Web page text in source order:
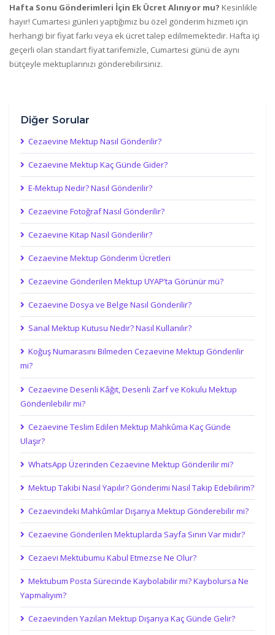
Hafta Sonu Gönderimleri İçin Ek Ücret Alınıyor mu? Kesinlikle
hayır! Cumartesi günleri yaptığımız bu özel gönderim hizmeti için
herhangi bir fiyat farkı veya ek ücret talep edilmemektedir. Hafta içi
geçerli olan standart fiyat tarifemizle, Cumartesi günü de aynı
bütçeyle mektuplarınızı gönderebilirsiniz.
Diğer Sorular
Cezaevine Mektup Nasıl Gönderilir?
Cezaevine Mektup Kaç Günde Gider?
E-Mektup Nedir? Nasıl Gönderilir?
Cezaevine Fotoğraf Nasıl Gönderilir?
Cezaevine Kitap Nasıl Gönderilir?
Cezaevine Mektup Gönderim Ücretleri
Cezaevine Gönderilen Mektup UYAP’ta Görünür mü?
Cezaevine Dosya ve Belge Nasıl Gönderilir?
Sanal Mektup Kutusu Nedir? Nasıl Kullanılır?
Koğuş Numarasını Bilmeden Cezaevine Mektup Gönderilir
mi?
Cezaevine Desenli Kâğıt, Desenli Zarf ve Kokulu Mektup
Gönderilebilir mi?
Cezaevine Teslim Edilen Mektup Mahkûma Kaç Günde
Ulaşır?
WhatsApp Üzerinden Cezaevine Mektup Gönderilir mi?
Mektup Takibi Nasıl Yapılır? Gönderimi Nasıl Takip Edebilirim?
Cezaevindeki Mahkûmlar Dışarıya Mektup Gönderebilir mi?
Cezaevine Gönderilen Mektuplarda Sayfa Sınırı Var mıdır?
Cezaevi Mektubumu Kabul Etmezse Ne Olur?
Mektubum Posta Sürecinde Kaybolabilir mi? Kaybolursa Ne
Yapmalıyım?
Cezaevinden Yazılan Mektup Dışarıya Kaç Günde Gelir?